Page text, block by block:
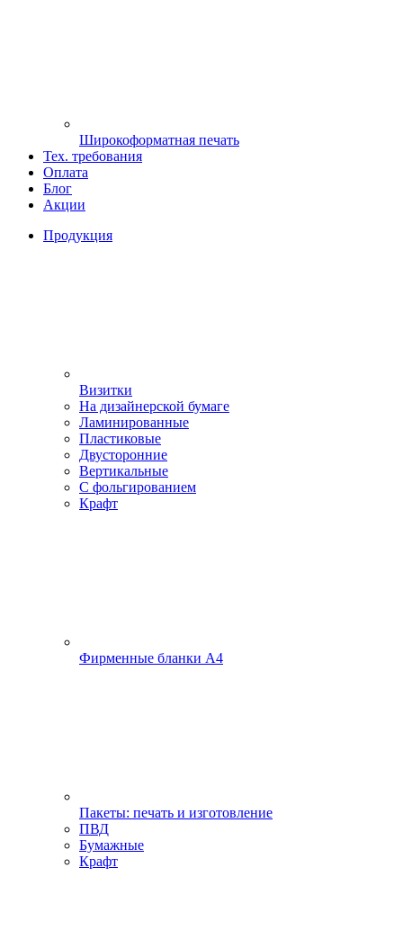
Широкоформатная печать
Тех. требования
Оплата
Блог
Акции
Продукция
Визитки
На дизайнерской бумаге
Ламинированные
Пластиковые
Двусторонние
Вертикальные
С фольгированием
Крафт
Фирменные бланки А4
Пакеты: печать и изготовление
ПВД
Бумажные
Крафт